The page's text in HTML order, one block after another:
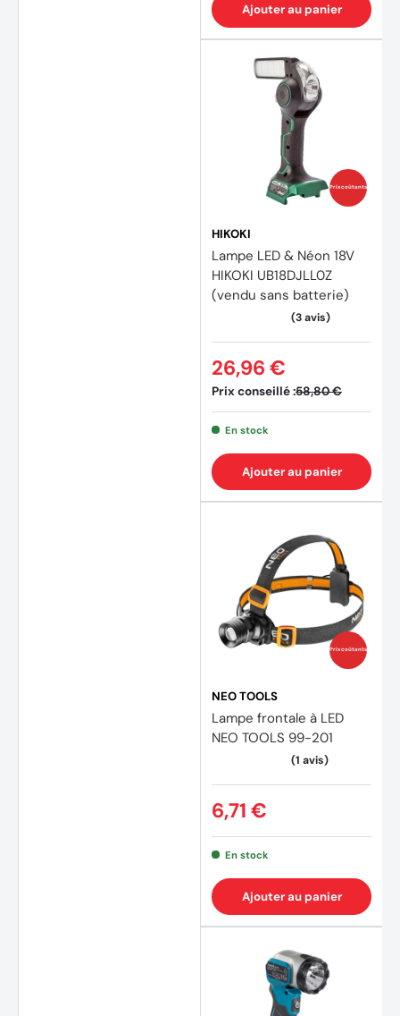
Ajouter au panier
Prix coûtants
HIKOKI
Lampe LED & Néon 18V
HIKOKI UB18DJLL0Z
(vendu sans batterie)
Prix conseillé :58,80 €
26,96 €
En stock
Ajouter au panier
Prix coûtants
NEO TOOLS
Lampe frontale à LED
NEO TOOLS 99-201
6,71 €
En stock
Ajouter au panier